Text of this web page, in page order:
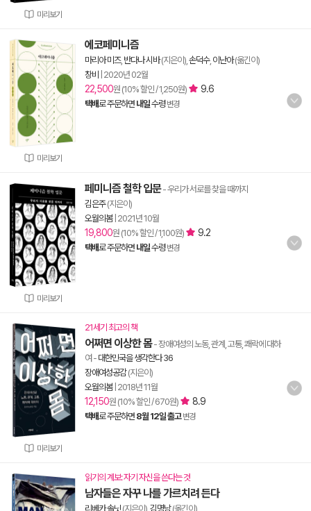
미리보기
미리보기
에코페미니즘
마리아 미즈, 반다나 시바(지은이), 손덕수, 이난아(옮긴이)
창비
2020년 02월
22,500원 (10% 할인 / 1,250원) 9.6
택배로 주문하면 내일수령 변경
미리보기
페미니즘 철학 입문- 우리가 서로를 찾을 때까지
김은주(지은이)
오월의봄| 2021년 10월
19,800원 (10% 할인 / 1,100원) 9.2
택배로 주문하면 내일수령 변경
미리보기
21세기 최고의 책
어쩌면 이상한 몸- 장애여성의 노동, 관계, 고통, 쾌락에 대하
여 - 대한민국을 생각한다 36
장애여성공감(지은이)
오월의봄| 2018년 11월
12,150원 (10% 할인 / 670원) 8.9
택배로 주문하면 8월 12일 출고 변경
읽기의 계보: 자기 자신을 쓴다는 것
남자들은 자꾸 나를 가르치려 든다
리베카 솔닛 (지은이), 김명남(옮긴이)